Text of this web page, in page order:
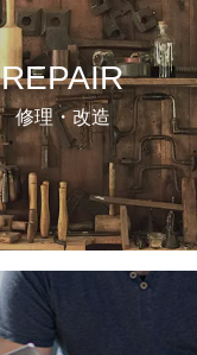
REPAIR
修理・改造